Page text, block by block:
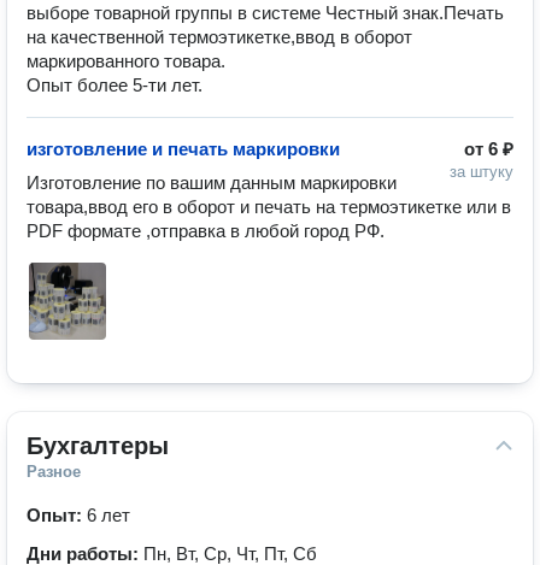
выборе товарной группы в системе Честный знак.Печать
на качественной термоэтикетке,ввод в оборот
маркированного товара.
Опыт более 5-ти лет.
от 6 ₽
за штуку
изготовление и печать маркировки
Изготовление по вашим данным маркировки
товара,ввод его в оборот и печать на термоэтикетке или в
PDF формате ,отправка в любой город РФ.
Бухгалтеры
Разное
Опыт: 6 лет
Дни работы: Пн, Вт, Ср, Чт, Пт, Сб